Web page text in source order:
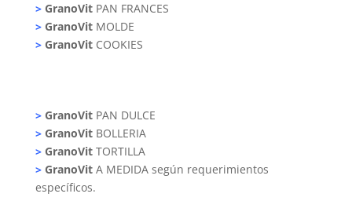
>GranoVit PAN FRANCES
>GranoVit MOLDE
>GranoVit COOKIES
>GranoVit PAN DULCE
>GranoVit BOLLERIA
>GranoVit TORTILLA
>GranoVitA MEDIDA según requerimientos
específicos.